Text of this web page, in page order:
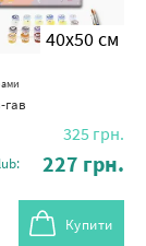
40x50 см
гав
325 грн.
227 грн.
Купити